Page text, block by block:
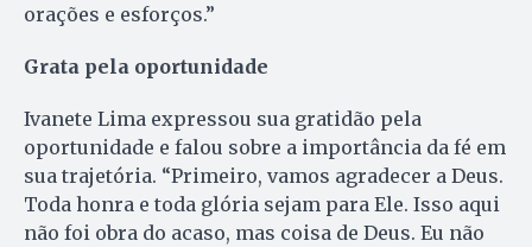
orações e esforços.”
Grata pela oportunidade
Ivanete Lima expressou sua gratidão pela
oportunidade e falou sobre a importância da fé em
sua trajetória. “Primeiro, vamos agradecer a Deus.
Toda honra e toda glória sejam para Ele. Isso aqui
não foi obra do acaso, mas coisa de Deus. Eu não